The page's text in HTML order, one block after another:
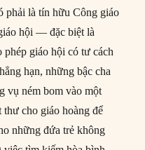
phải là tín hữu Công giáo
hội — đặc biệt là
giáo hội có tư cách
hạn, những bậc cha
vụ ném bom vào một
cho giáo hoàng để
những đứa trẻ không